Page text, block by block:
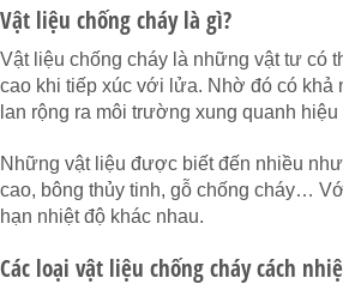
Vật liệu chống cháy là gì?
Vật liệu chống cháy là những vật tư có
cao khi tiếp xúc với lửa. Nhờ đó có khả
lan rộng ra môi trường xung quanh hiệu
Những vật liệu được biết đến nhiều
cao, bông thủy tinh, gỗ chống cháy…
hạn nhiệt độ khác nhau.
Các loại vật liệu chống cháy cách